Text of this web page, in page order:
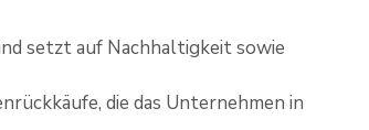
setzt auf Nachhaltigkeit sowie
die das Unternehmen in